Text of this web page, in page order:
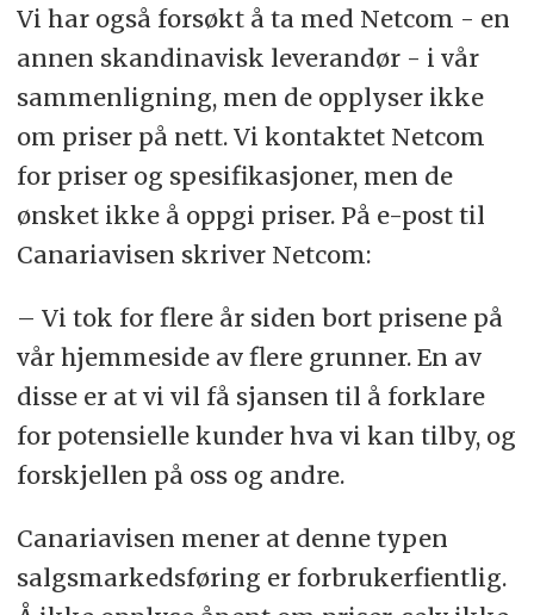
Vi har også forsøkt å ta med Netcom - en
annen skandinavisk leverandør - i vår
sammenligning, men de opplyser ikke
om priser på nett. Vi kontaktet Netcom
for priser og spesifikasjoner, men de
ønsket ikke å oppgi priser. På e-post til
Canariavisen skriver Netcom:
– Vi tok for flere år siden bort prisene på
vår hjemmeside av flere grunner. En av
disse er at vi vil få sjansen til å forklare
for potensielle kunder hva vi kan tilby, og
forskjellen på oss og andre.
Canariavisen mener at denne typen
salgsmarkedsføring er forbrukerfientlig.